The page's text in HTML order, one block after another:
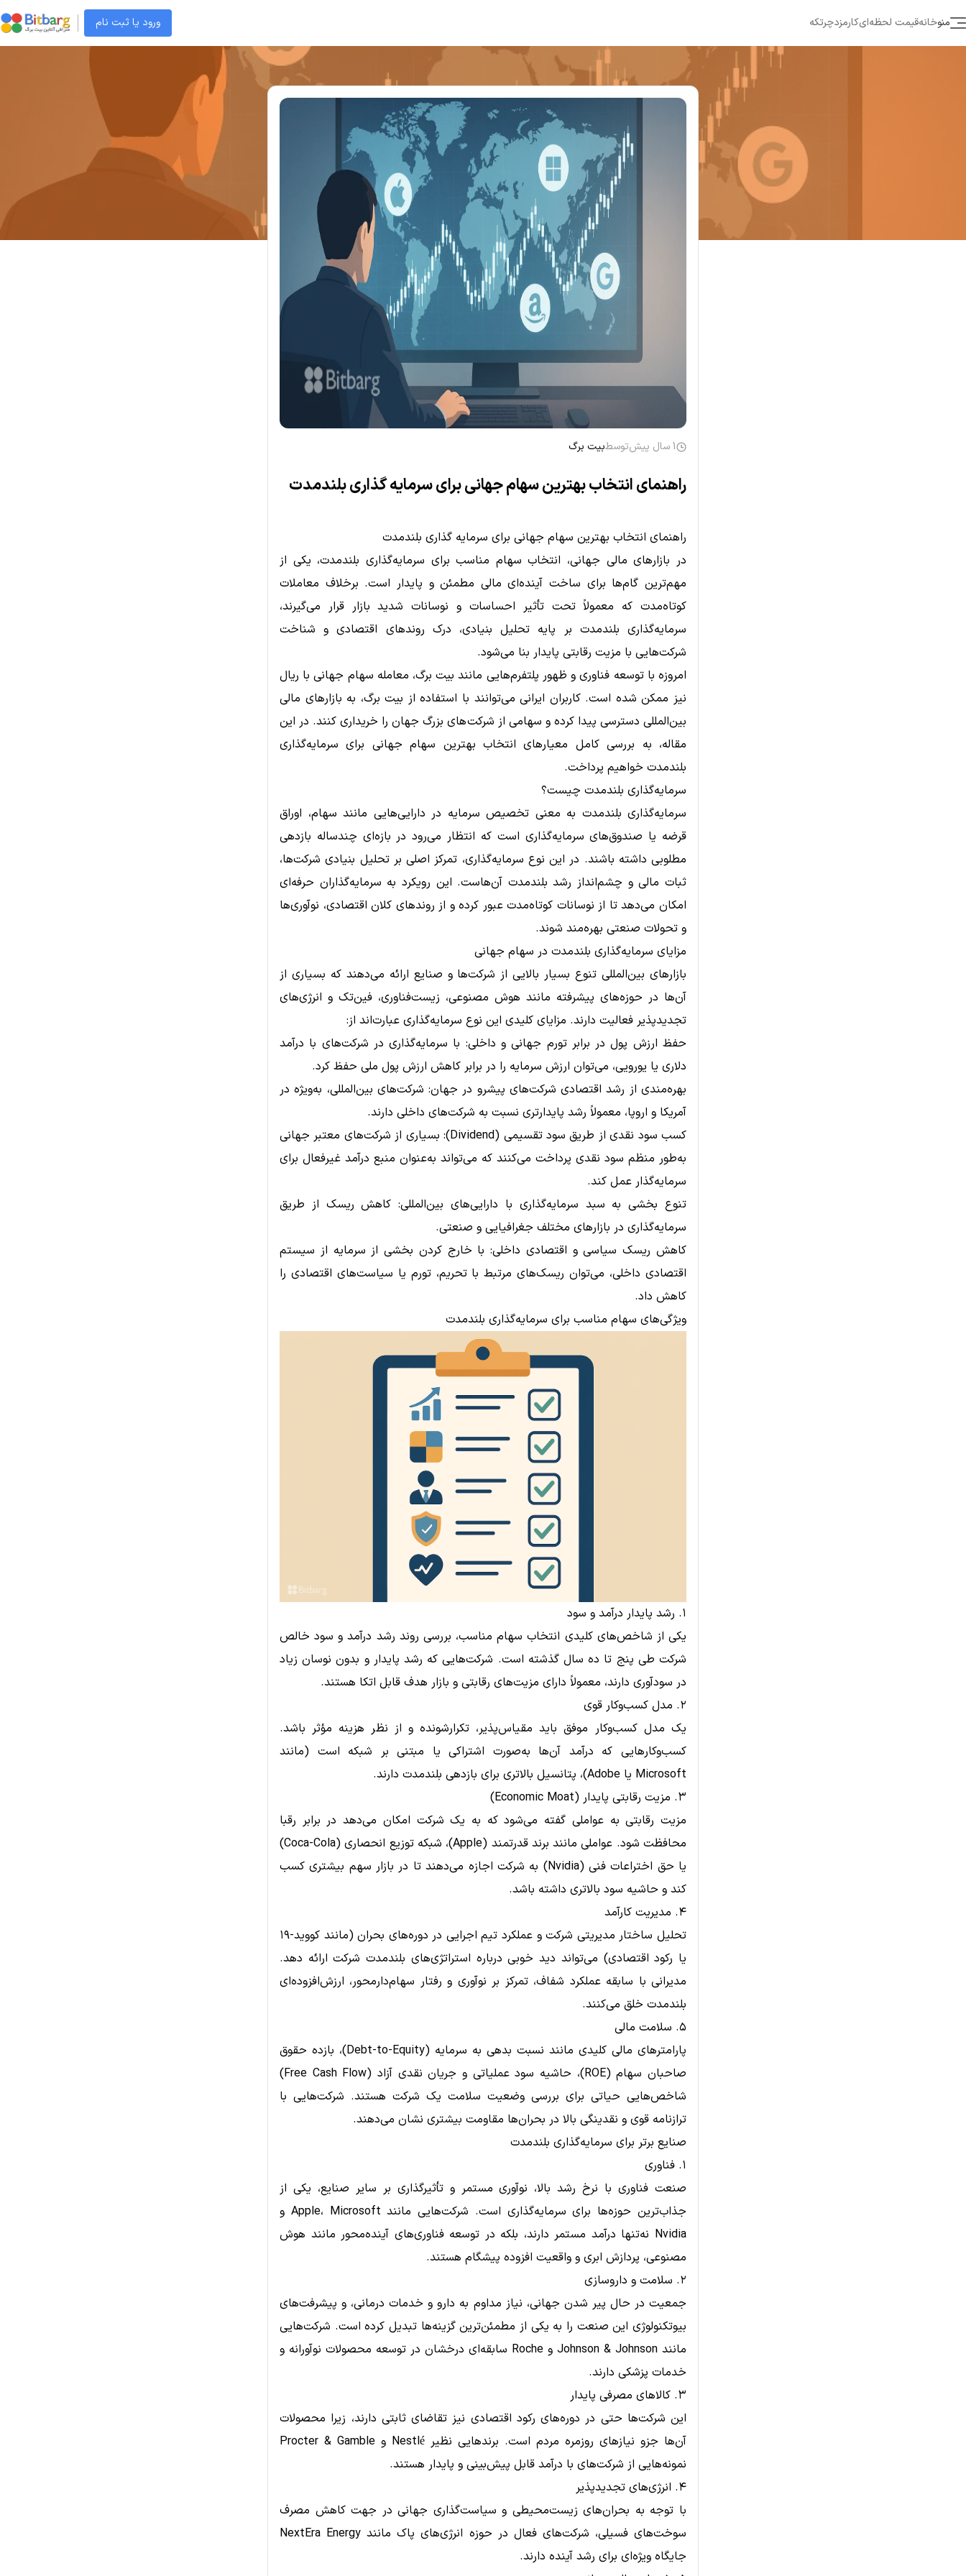
ورود یا ثبت نام چرتکهکارمزدقیمت لحظه‌ایخانهمنو
1 سال پیش توسطبیت برگ
راهنمای انتخاب بهترین سهام جهانی برای سرمایه گذاری بلندمدت
راهنمای انتخاب بهترین سهام جهانی برای سرمایه گذاری بلندمدت
در بازارهای مالی جهانی، انتخاب سهام مناسب برای سرمایه‌گذاری بلندمدت، یکی از
مهم‌ترین گام‌ها برای ساخت آینده‌ای مالی مطمئن و پایدار است. برخلاف معاملات
کوتاه‌مدت که معمولاً تحت تأثیر احساسات و نوسانات شدید بازار قرار می‌گیرند،
سرمایه‌گذاری بلندمدت بر پایه تحلیل بنیادی، درک روندهای اقتصادی و شناخت
شرکت‌هایی با مزیت رقابتی پایدار بنا می‌شود.
امروزه با توسعه فناوری و ظهور پلتفرم‌هایی مانند بیت برگ، معامله سهام‌ جهانی با ریال
نیز ممکن شده است. کاربران ایرانی می‌توانند با استفاده از بیت برگ، به بازارهای مالی
بین‌المللی دسترسی پیدا کرده و سهامی از شرکت‌های بزرگ جهان را خریداری کنند. در این
مقاله، به بررسی کامل معیارهای انتخاب بهترین سهام جهانی برای سرمایه‌گذاری
بلندمدت خواهیم پرداخت.
سرمایه‌گذاری بلندمدت چیست؟
سرمایه‌گذاری بلندمدت به معنی تخصیص سرمایه در دارایی‌هایی مانند سهام، اوراق
قرضه یا صندوق‌های سرمایه‌گذاری است که انتظار می‌رود در بازه‌ای چندساله بازدهی
مطلوبی داشته باشند. در این نوع سرمایه‌گذاری، تمرکز اصلی بر تحلیل بنیادی شرکت‌ها،
ثبات مالی و چشم‌انداز رشد بلندمدت آن‌هاست. این رویکرد به سرمایه‌گذاران حرفه‌ای
امکان می‌دهد تا از نوسانات کوتاه‌مدت عبور کرده و از روندهای کلان اقتصادی، نوآوری‌ها
و تحولات صنعتی بهره‌مند شوند.
مزایای سرمایه‌گذاری بلندمدت در سهام جهانی
بازارهای بین‌المللی تنوع بسیار بالایی از شرکت‌ها و صنایع ارائه می‌دهند که بسیاری از
آن‌ها در حوزه‌های پیشرفته مانند هوش مصنوعی، زیست‌فناوری، فین‌تک و انرژی‌های
تجدیدپذیر فعالیت دارند. مزایای کلیدی این نوع سرمایه‌گذاری عبارت‌اند از:
حفظ ارزش پول در برابر تورم جهانی و داخلی: با سرمایه‌گذاری در شرکت‌های با درآمد
دلاری یا یورویی، می‌توان ارزش سرمایه را در برابر کاهش ارزش پول ملی حفظ کرد.
بهره‌مندی از رشد اقتصادی شرکت‌های پیشرو در جهان: شرکت‌های بین‌المللی، به‌ویژه در
آمریکا و اروپا، معمولاً رشد پایدارتری نسبت به شرکت‌های داخلی دارند.
کسب سود نقدی از طریق سود تقسیمی (Dividend): بسیاری از شرکت‌های معتبر جهانی
به‌طور منظم سود نقدی پرداخت می‌کنند که می‌تواند به‌عنوان منبع درآمد غیرفعال برای
سرمایه‌گذار عمل کند.
تنوع بخشی به سبد سرمایه‌گذاری با دارایی‌های بین‌المللی: کاهش ریسک از طریق
سرمایه‌گذاری در بازارهای مختلف جغرافیایی و صنعتی.
کاهش ریسک سیاسی و اقتصادی داخلی: با خارج کردن بخشی از سرمایه از سیستم
اقتصادی داخلی، می‌توان ریسک‌های مرتبط با تحریم، تورم یا سیاست‌های اقتصادی را
کاهش داد.
ویژگی‌های سهام مناسب برای سرمایه‌گذاری بلندمدت
۱. رشد پایدار درآمد و سود
یکی از شاخص‌های کلیدی انتخاب سهام مناسب، بررسی روند رشد درآمد و سود خالص
شرکت طی پنج تا ده سال گذشته است. شرکت‌هایی که رشد پایدار و بدون نوسان زیاد
در سودآوری دارند، معمولاً دارای مزیت‌های رقابتی و بازار هدف قابل اتکا هستند.
۲. مدل کسب‌وکار قوی
یک مدل کسب‌وکار موفق باید مقیاس‌پذیر، تکرارشونده و از نظر هزینه مؤثر باشد.
کسب‌وکارهایی که درآمد آن‌ها به‌صورت اشتراکی یا مبتنی بر شبکه است (مانند
Microsoft یا Adobe)، پتانسیل بالاتری برای بازدهی بلندمدت دارند.
۳. مزیت رقابتی پایدار (Economic Moat)
مزیت رقابتی به عواملی گفته می‌شود که به یک شرکت امکان می‌دهد در برابر رقبا
محافظت شود. عواملی مانند برند قدرتمند (Apple)، شبکه توزیع انحصاری (Coca-Cola)
یا حق اختراعات فنی (Nvidia) به شرکت اجازه می‌دهند تا در بازار سهم بیشتری کسب
کند و حاشیه سود بالاتری داشته باشد.
۴. مدیریت کارآمد
تحلیل ساختار مدیریتی شرکت و عملکرد تیم اجرایی در دوره‌های بحران (مانند کووید-۱۹
یا رکود اقتصادی) می‌تواند دید خوبی درباره استراتژی‌های بلندمدت شرکت ارائه دهد.
مدیرانی با سابقه عملکرد شفاف، تمرکز بر نوآوری و رفتار سهام‌دارمحور، ارزش‌افزوده‌ای
بلندمدت خلق می‌کنند.
۵. سلامت مالی
پارامترهای مالی کلیدی مانند نسبت بدهی به سرمایه (Debt-to-Equity)، بازده حقوق
صاحبان سهام (ROE)، حاشیه سود عملیاتی و جریان نقدی آزاد (Free Cash Flow)
شاخص‌هایی حیاتی برای بررسی وضعیت سلامت یک شرکت هستند. شرکت‌هایی با
ترازنامه قوی و نقدینگی بالا در بحران‌ها مقاومت بیشتری نشان می‌دهند.
صنایع برتر برای سرمایه‌گذاری بلندمدت
۱. فناوری
صنعت فناوری با نرخ رشد بالا، نوآوری مستمر و تأثیرگذاری بر سایر صنایع، یکی از
جذاب‌ترین حوزه‌ها برای سرمایه‌گذاری است. شرکت‌هایی مانند Apple، Microsoft و
Nvidia نه‌تنها درآمد مستمر دارند، بلکه در توسعه فناوری‌های آینده‌محور مانند هوش
مصنوعی، پردازش ابری و واقعیت افزوده پیشگام هستند.
۲. سلامت و داروسازی
جمعیت در حال پیر شدن جهانی، نیاز مداوم به دارو و خدمات درمانی، و پیشرفت‌های
بیوتکنولوژی این صنعت را به یکی از مطمئن‌ترین گزینه‌ها تبدیل کرده است. شرکت‌هایی
مانند Johnson & Johnson و Roche سابقه‌ای درخشان در توسعه محصولات نوآورانه و
خدمات پزشکی دارند.
۳. کالاهای مصرفی پایدار
این شرکت‌ها حتی در دوره‌های رکود اقتصادی نیز تقاضای ثابتی دارند، زیرا محصولات
آن‌ها جزو نیازهای روزمره مردم است. برندهایی نظیر Nestlé و Procter & Gamble
نمونه‌هایی از شرکت‌های با درآمد قابل پیش‌بینی و پایدار هستند.
۴. انرژی‌های تجدیدپذیر
با توجه به بحران‌های زیست‌محیطی و سیاست‌گذاری جهانی در جهت کاهش مصرف
سوخت‌های فسیلی، شرکت‌های فعال در حوزه انرژی‌های پاک مانند NextEra Energy
جایگاه ویژه‌ای برای رشد آینده دارند.